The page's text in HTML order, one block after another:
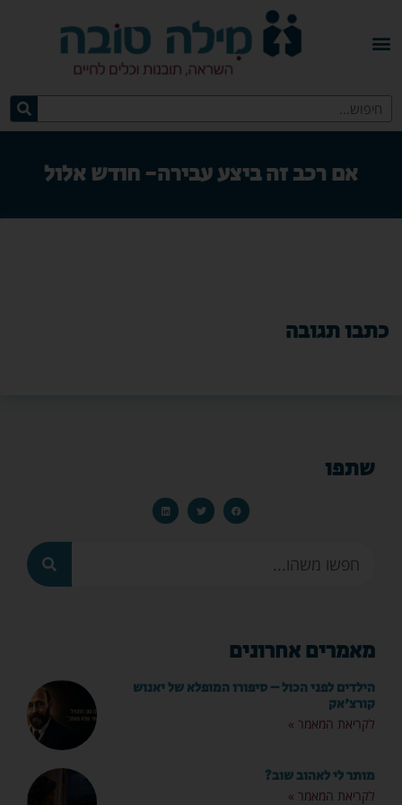
אם רכב זה ביצע עבירה- חודש אלול
כתבו תגובה
שתפו
מאמרים אחרונים
הילדים לפני הכול – סיפורו המופלא של יאנוש
קורצ'אק
לקריאת המאמר »
מותר לי לאהוב שוב?
לקריאת המאמר »